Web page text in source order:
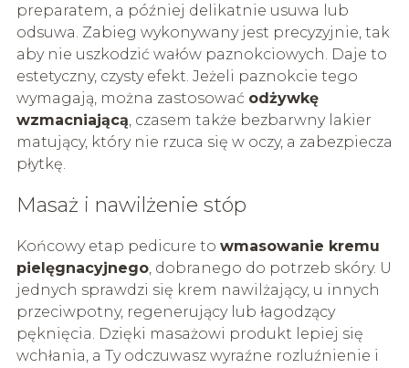
preparatem, a później delikatnie usuwa lub
odsuwa. Zabieg wykonywany jest precyzyjnie, tak
aby nie uszkodzić wałów paznokciowych. Daje to
estetyczny, czysty efekt. Jeżeli paznokcie tego
wymagają, można zastosować odżywkę
wzmacniającą, czasem także bezbarwny lakier
matujący, który nie rzuca się w oczy, a zabezpiecza
płytkę.
Masaż i nawilżenie stóp
Końcowy etap pedicure to wmasowanie kremu
pielęgnacyjnego, dobranego do potrzeb skóry. U
jednych sprawdzi się krem nawilżający, u innych
przeciwpotny, regenerujący lub łagodzący
pęknięcia. Dzięki masażowi produkt lepiej się
wchłania, a Ty odczuwasz wyraźne rozluźnienie i